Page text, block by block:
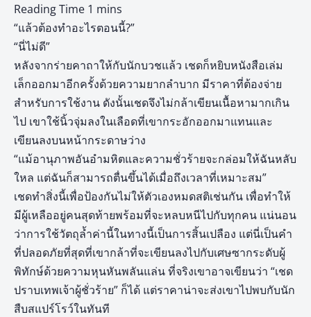
“แล้วต้องทำอะไรตอนนี้?”
“นี่ไม่ดี”
หลังจากร่ายคาถาให้กับนักบวชแล้ว เชดก็หยิบหนังสือเล่ม
เล็กออกมาอีกครั้งด้วยความยากลำบาก มีราคาที่ต้องจ่าย
สำหรับการใช้งาน ดังนั้นเชดจึงไม่กล้าเขียนเนื้อหามากเกิน
ไป เขาใช้นิ้วจุ่มลงในเลือดที่เขากระอักออกมาแทนและ
เขียนลงบนหน้ากระดาษว่าง
“แม้อานุภาพอันอำมหิตและความชั่วร้ายจะกล่อมให้ฉันหลับ
ใหล แต่ฉันก็สามารถตื่นขึ้นได้เมื่อถึงเวลาที่เหมาะสม”
เชดทำสิ่งนี้เพื่อป้องกันไม่ให้ตัวเองหมดสติเช่นกัน เพื่อทำให้
มีผู้เหลืออยู่คนสุดท้ายพร้อมที่จะหลบหนีไปกับทุกคน แน่นอน
ว่าการใช้วัตถุล้ำค่านี้ในทางนี้เป็นการสิ้นเปลือง แต่นี่เป็นคำ
ที่ปลอดภัยที่สุดที่เขากล้าที่จะเขียนลงไปกับเศษซากระดับผู้
พิทักษ์ด้วยความหุนหันพลันแล่น ที่จริงเขาอาจเขียนว่า “เชด
ปราบเทพเจ้าผู้ชั่วร้าย” ก็ได้ แต่ราคาน่าจะส่งเขาไปพบกับนัก
สืบสแปร์โรว์ในทันที